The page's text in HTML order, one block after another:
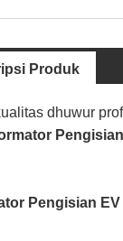
Produk
dhuwur
Pengisian EV